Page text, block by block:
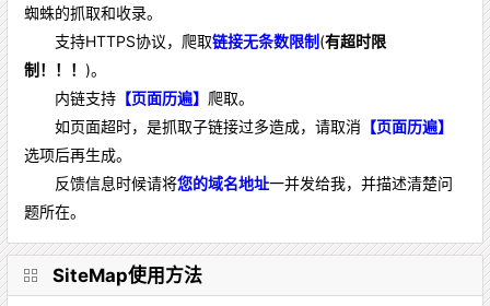
蜘蛛的抓取和收录。
支持HTTPS协议，爬取链接无条数限制 (有超时限
制！！！)。
内链支持 【页面历遍】 爬取。
如页面超时，是抓取子链接过多造成，请取消 【页面历遍】
选项后再生成。
反馈信息时候请将您的域名地址一并发给我，并描述清楚问
题所在。
SiteMap使用方法